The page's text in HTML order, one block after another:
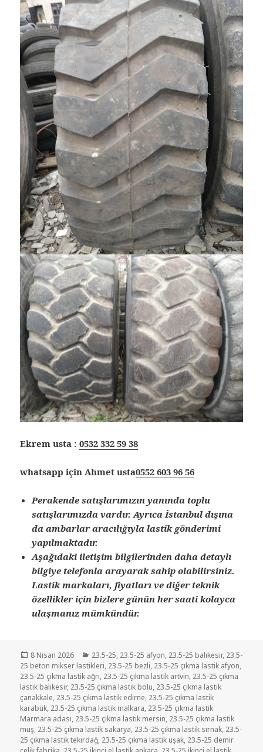
Ekrem usta :0532 332 59 38
whatsapp için Ahmet usta0552 603 96 56
Perakende satışlarımızın yanında toplu
satışlarımızda vardır. Ayrıca İstanbul dışına
da ambarlar aracılığıyla lastik gönderimi
yapılmaktadır.
Aşağıdaki iletişim bilgilerinden daha detaylı
bilgiye telefonla arayarak sahip olabilirsiniz.
Lastik markaları, fiyatları ve diğer teknik
özellikler için bizlere günün her saati kolayca
ulaşmanız mümkündür.
Yayın
tarihi
8 Nisan 2026 Kategoriler
23.5-25, 23.5-25 afyon, 23.5-25 balıkesir, 23.5-
25 beton mikser lastikleri, 23.5-25 bezli, 23.5-25 çıkma lastik afyon,
23.5-25 çıkma lastik ağrı, 23.5-25 çıkma lastik artvin, 23.5-25 çıkma
lastik balıkesir, 23.5-25 çıkma lastik bolu, 23.5-25 çıkma lastik
çanakkale, 23.5-25 çıkma lastik edirne, 23.5-25 çıkma lastik
karabük, 23.5-25 çıkma lastik malkara, 23.5-25 çıkma lastik
Marmara adası, 23.5-25 çıkma lastik mersin, 23.5-25 çıkma lastik
muş, 23.5-25 çıkma lastik sakarya, 23.5-25 çıkma lastik sırnak, 23.5-
25 çıkma lastik tekirdağ, 23.5-25 çıkma lastik uşak, 23.5-25 demir